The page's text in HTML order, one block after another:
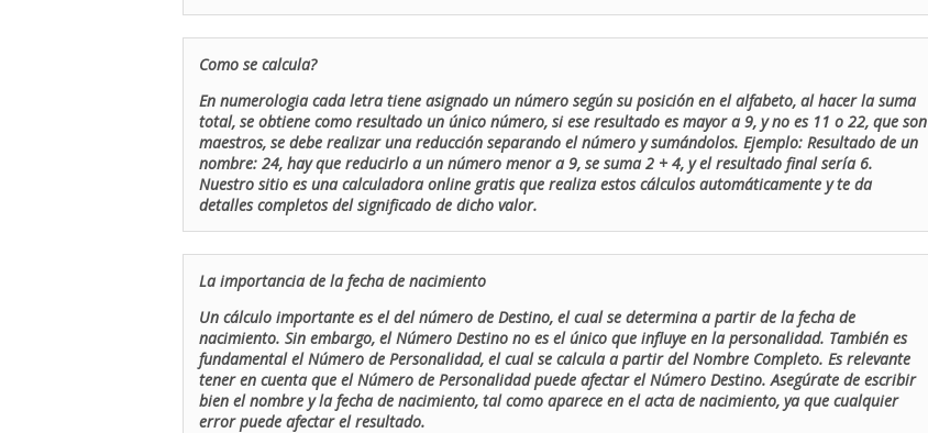
Como se calcula?
En numerologia cada letra tiene asignado un número según su posición en el alfabeto, al hacer la suma
total, se obtiene como resultado un único número, si ese resultado es mayor a 9, y no es 11 o 22, que son
maestros, se debe realizar una reducción separando el número y sumándolos. Ejemplo: Resultado de un
nombre: 24, hay que reducirlo a un número menor a 9, se suma 2 + 4, y el resultado final sería 6.
Nuestro sitio es una calculadora online gratis que realiza estos cálculos automáticamente y te da
detalles completos del significado de dicho valor.
La importancia de la fecha de nacimiento
Un cálculo importante es el del número de Destino, el cual se determina a partir de la fecha de
nacimiento. Sin embargo, el Número Destino no es el único que influye en la personalidad. También es
fundamental el Número de Personalidad, el cual se calcula a partir del Nombre Completo. Es relevante
tener en cuenta que el Número de Personalidad puede afectar el Número Destino. Asegúrate de escribir
bien el nombre y la fecha de nacimiento, tal como aparece en el acta de nacimiento, ya que cualquier
error puede afectar el resultado.